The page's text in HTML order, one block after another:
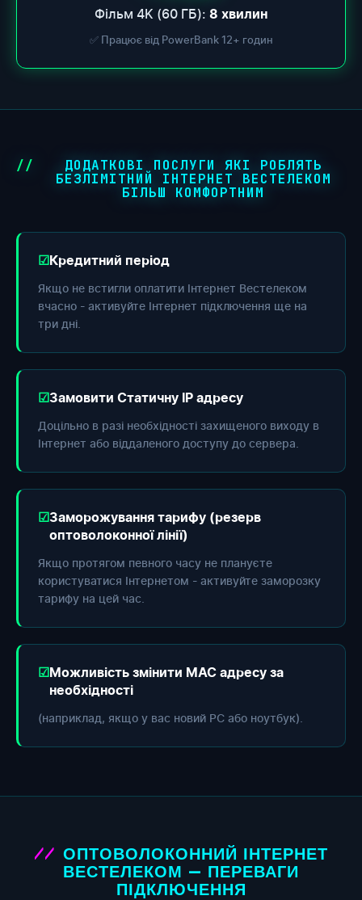
Фільм 4K (60 ГБ): 8 хвилин
✅ Працює від PowerBank 12+ годин
ДОДАТКОВІ ПОСЛУГИ ЯКІ РОБЛЯТЬ
БЕЗЛІМІТНИЙ ІНТЕРНЕТ ВЕСТЕЛЕКОМ
БІЛЬШ КОМФОРТНИМ
Кредитний період
Якщо не встигли оплатити Інтернет Вестелеком
вчасно - активуйте Інтернет підключення ще на
три дні.
Замовити Статичну IP адресу
Доцільно в разі необхідності захищеного виходу в
Інтернет або віддаленого доступу до сервера.
Заморожування тарифу (резерв
оптоволоконної лінії)
Якщо протягом певного часу не плануєте
користуватися Інтернетом - активуйте заморозку
тарифу на цей час.
Можливість змінити МАС адресу за
необхідності
(наприклад, якщо у вас новий РС або ноутбук).
ОПТОВОЛОКОННИЙ ІНТЕРНЕТ
ВЕСТЕЛЕКОМ — ПЕРЕВАГИ
ПІДКЛЮЧЕННЯ